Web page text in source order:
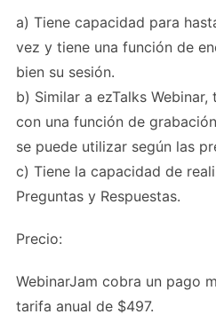
a) Tiene capacidad para
vez y tiene una función de
bien su sesión.
b) Similar a ezTalks
con una función de
se puede utilizar según las
c) Tiene la capacidad de
Preguntas y Respuestas.
Precio:
WebinarJam cobra un pago
tarifa anual de $497.